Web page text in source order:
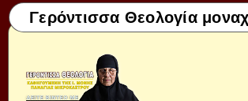
Γερόντισσα Θεολογία